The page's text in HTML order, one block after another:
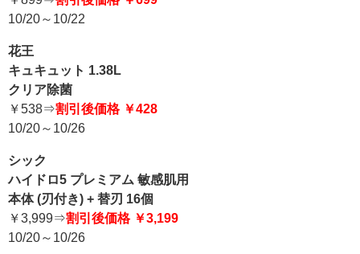
10/20～10/22
花王
キュキュット 1.38L
クリア除菌
￥538⇒割引後価格 ￥428
10/20～10/26
シック
ハイドロ5 プレミアム 敏感肌用
本体 (刃付き) + 替刃 16個
￥3,999⇒割引後価格 ￥3,199
10/20～10/26